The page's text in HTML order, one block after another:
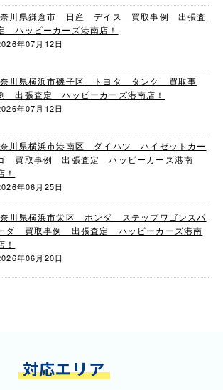
川県鎌倉市 日産 デイス 買取事例 出張査
ハッピーカーズ港南店！
年07月12日
川県横浜市磯子区 トヨタ タンク 買取事
出張査定 ハッピーカーズ港南店！
年07月12日
川県横浜市港南区 ダイハツ ハイゼットカー
買取事例 出張査定 ハッピーカーズ港南
！
年06月25日
川県横浜市栄区 ホンダ ステップワゴンスパ
ダ 買取事例 出張査定 ハッピーカーズ港南
！
年06月20日
対応エリア